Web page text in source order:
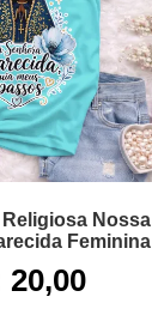
Nossa
Feminina
20,00